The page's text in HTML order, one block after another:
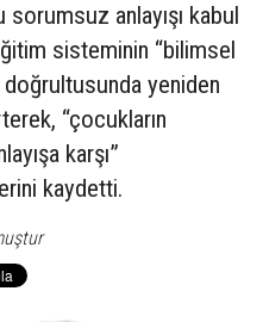
anlayışı kabul
sisteminin “bilimsel
yeniden
“çocukların
karşı”
kaydetti.